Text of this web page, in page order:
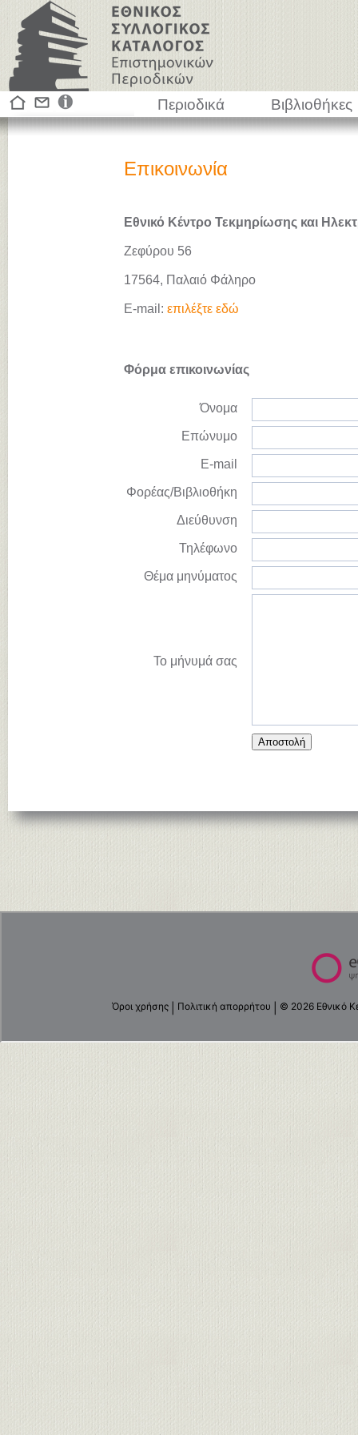
Περιοδικά Βιβλιοθήκες
Επικοινωνία
Εθνικό Κέντρο Τεκμηρίωσης και
Ζεφύρου 56
17564, Παλαιό Φάληρο
E-mail: επιλέξτε εδώ
Φόρμα επικοινωνίας
Όνομα
Επώνυμο
E-mail
Φορέας/Βιβλιοθήκη
Διεύθυνση
Τηλέφωνο
Θέμα μηνύματος
Το μήνυμά σας
Αποστολή